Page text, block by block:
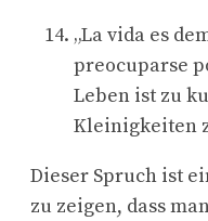
„La vida es
preocuparse
Leben ist zu
Kleinigkeiten
Dieser Spruch ist
zu zeigen, dass